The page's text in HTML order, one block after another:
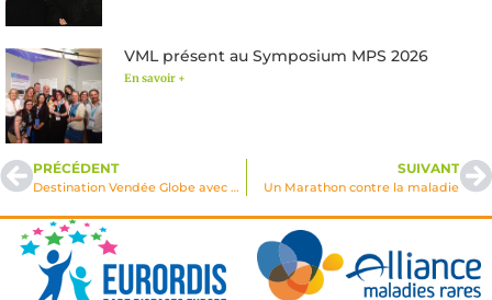
VML présent au Symposium MPS 2026
En savoir +
PRÉCÉDENT
Destination Vendée Globe avec notre Marraine Justine Mettraux 🧡
SUIVANT
Un Marathon contre la maladie